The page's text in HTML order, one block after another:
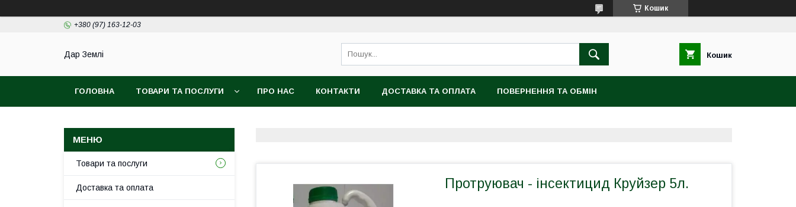
Кошик
+380 (97) 163-12-03
Дар Землі Кошик
ГОЛОВНА ТОВАРИ ТА ПОСЛУГИ ПРО НАС КОНТАКТИ ДОСТАВКА ТА ОПЛАТА ПОВЕРНЕННЯ ТА ОБМІН
Протруювач - інсектицид Круйзер 5л.
Товари та послуги
Доставка та оплата